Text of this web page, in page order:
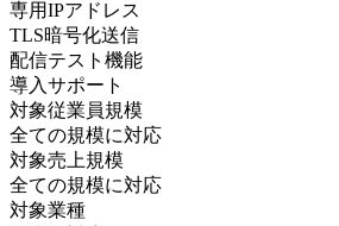
専用IPアドレス
TLS暗号化送信
配信テスト機能
導入サポート
対象従業員規模
全ての規模に対応
対象売上規模
全ての規模に対応
対象業種